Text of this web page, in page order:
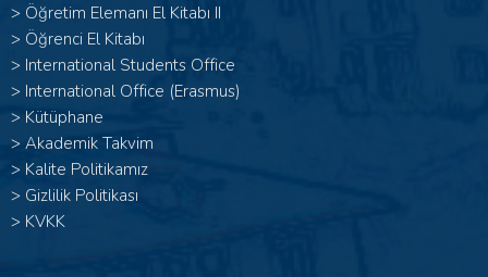
> Öğretim Elemanı El Kitabı II
> Öğrenci El Kitabı
> International Students Office
> International Office (Erasmus)
> Kütüphane
> Akademik Takvim
> Kalite Politikamız
> Gizlilik Politikası
> KVKK